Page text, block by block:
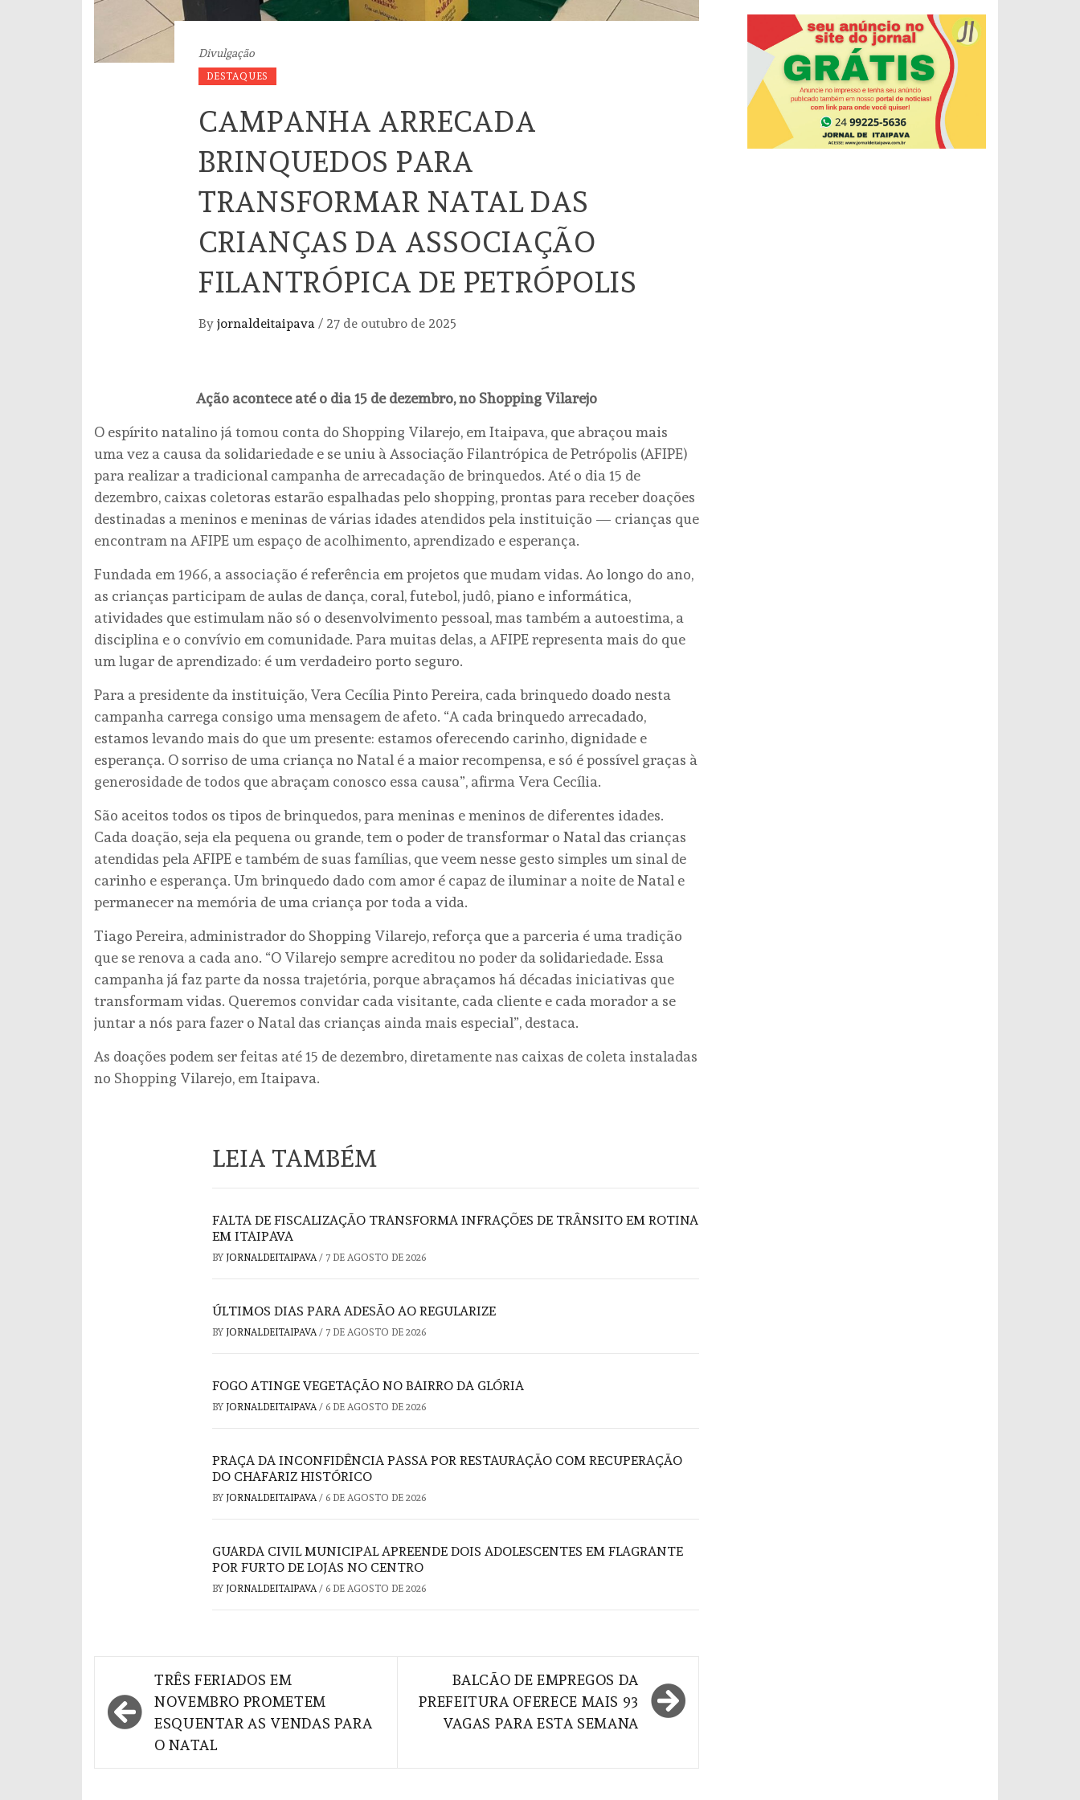
Divulgação
DESTAQUES
CAMPANHA ARRECADA
BRINQUEDOS PARA
TRANSFORMAR NATAL DAS
CRIANÇAS DA ASSOCIAÇÃO
FILANTRÓPICA DE PETRÓPOLIS
By jornaldeitaipava / 27 de outubro de 2025
Ação acontece até o dia 15 de dezembro, no Shopping Vilarejo
O espírito natalino já tomou conta do Shopping Vilarejo, em Itaipava, que abraçou mais
uma vez a causa da solidariedade e se uniu à Associação Filantrópica de Petrópolis (AFIPE)
para realizar a tradicional campanha de arrecadação de brinquedos. Até o dia 15 de
dezembro, caixas coletoras estarão espalhadas pelo shopping, prontas para receber doações
destinadas a meninos e meninas de várias idades atendidos pela instituição — crianças que
encontram na AFIPE um espaço de acolhimento, aprendizado e esperança.
Fundada em 1966, a associação é referência em projetos que mudam vidas. Ao longo do ano,
as crianças participam de aulas de dança, coral, futebol, judô, piano e informática,
atividades que estimulam não só o desenvolvimento pessoal, mas também a autoestima, a
disciplina e o convívio em comunidade. Para muitas delas, a AFIPE representa mais do que
um lugar de aprendizado: é um verdadeiro porto seguro.
Para a presidente da instituição, Vera Cecília Pinto Pereira, cada brinquedo doado nesta
campanha carrega consigo uma mensagem de afeto. “A cada brinquedo arrecadado,
estamos levando mais do que um presente: estamos oferecendo carinho, dignidade e
esperança. O sorriso de uma criança no Natal é a maior recompensa, e só é possível graças à
generosidade de todos que abraçam conosco essa causa”, afirma Vera Cecília.
São aceitos todos os tipos de brinquedos, para meninas e meninos de diferentes idades.
Cada doação, seja ela pequena ou grande, tem o poder de transformar o Natal das crianças
atendidas pela AFIPE e também de suas famílias, que veem nesse gesto simples um sinal de
carinho e esperança. Um brinquedo dado com amor é capaz de iluminar a noite de Natal e
permanecer na memória de uma criança por toda a vida.
Tiago Pereira, administrador do Shopping Vilarejo, reforça que a parceria é uma tradição
que se renova a cada ano. “O Vilarejo sempre acreditou no poder da solidariedade. Essa
campanha já faz parte da nossa trajetória, porque abraçamos há décadas iniciativas que
transformam vidas. Queremos convidar cada visitante, cada cliente e cada morador a se
juntar a nós para fazer o Natal das crianças ainda mais especial”, destaca.
As doações podem ser feitas até 15 de dezembro, diretamente nas caixas de coleta instaladas
no Shopping Vilarejo, em Itaipava.
LEIA TAMBÉM
FALTA DE FISCALIZAÇÃO TRANSFORMA INFRAÇÕES DE TRÂNSITO EM ROTINA
EM ITAIPAVA
BY JORNALDEITAIPAVA / 7 DE AGOSTO DE 2026
ÚLTIMOS DIAS PARA ADESÃO AO REGULARIZE
BY JORNALDEITAIPAVA / 7 DE AGOSTO DE 2026
FOGO ATINGE VEGETAÇÃO NO BAIRRO DA GLÓRIA
BY JORNALDEITAIPAVA / 6 DE AGOSTO DE 2026
PRAÇA DA INCONFIDÊNCIA PASSA POR RESTAURAÇÃO COM RECUPERAÇÃO
DO CHAFARIZ HISTÓRICO
BY JORNALDEITAIPAVA / 6 DE AGOSTO DE 2026
GUARDA CIVIL MUNICIPAL APREENDE DOIS ADOLESCENTES EM FLAGRANTE
POR FURTO DE LOJAS NO CENTRO
BY JORNALDEITAIPAVA / 6 DE AGOSTO DE 2026
Navegação
de
Post
TRÊS FERIADOS EM
NOVEMBRO PROMETEM
ESQUENTAR AS VENDAS PARA
O NATAL
BALCÃO DE EMPREGOS DA
PREFEITURA OFERECE MAIS 93
VAGAS PARA ESTA SEMANA